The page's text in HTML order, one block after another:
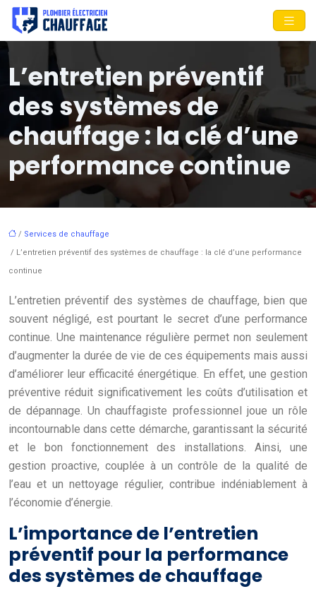
L’entretien préventif
des systèmes de
chauffage : la clé d’une
performance continue
/ Services de chauffage
/ L’entretien préventif des systèmes de chauffage : la clé d’une performance
continue
L’entretien préventif des systèmes de chauffage, bien que
souvent négligé, est pourtant le secret d’une performance
continue. Une maintenance régulière permet non seulement
d’augmenter la durée de vie de ces équipements mais aussi
d’améliorer leur efficacité énergétique. En effet, une gestion
préventive réduit significativement les coûts d’utilisation et
de dépannage. Un chauffagiste professionnel joue un rôle
incontournable dans cette démarche, garantissant la sécurité
et le bon fonctionnement des installations. Ainsi, une
gestion proactive, couplée à un contrôle de la qualité de
l’eau et un nettoyage régulier, contribue indéniablement à
l’économie d’énergie.
L’importance de l’entretien
préventif pour la performance
des systèmes de chauffage